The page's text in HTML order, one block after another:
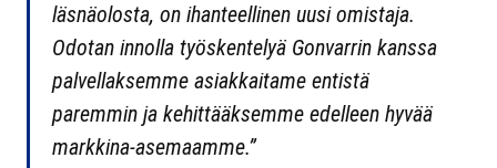
läsnäolosta, on ihanteellinen uusi omistaja.
Odotan innolla työskentelyä Gonvarrin kanssa
palvellaksemme asiakkaitame entistä
paremmin ja kehittääksemme edelleen hyvää
markkina-asemaamme.”